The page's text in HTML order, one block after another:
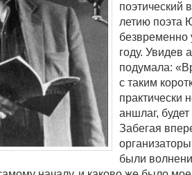
поэтический
летию поэта
безвременно
году. Увидев
подумала:
с таким
практически
аншлаг,
Забегая
были